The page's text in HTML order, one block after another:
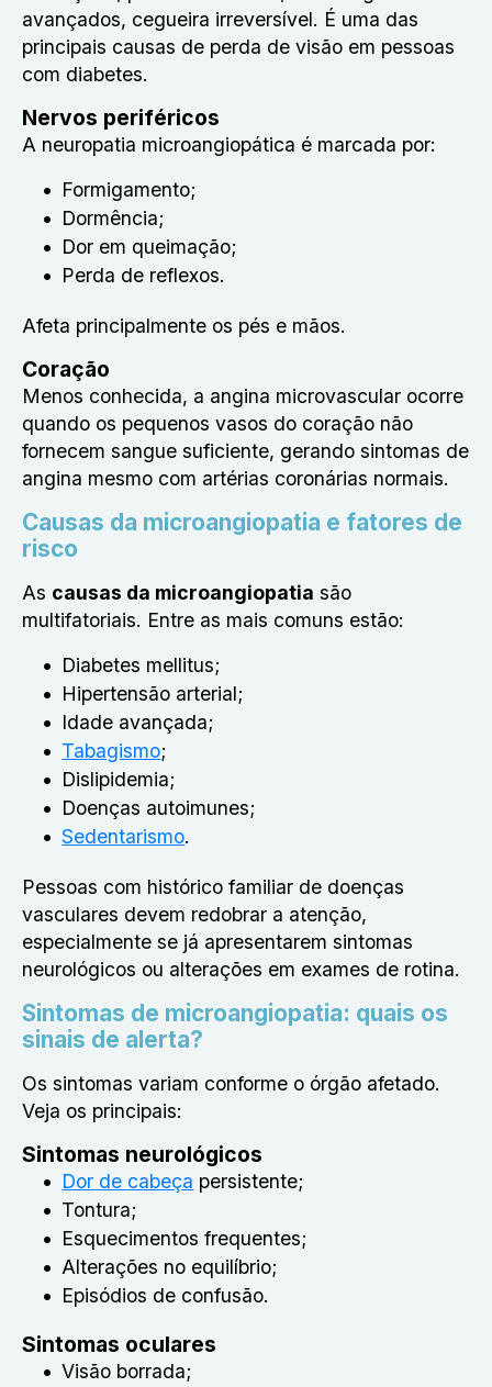
avançados, cegueira irreversível. É uma das
principais causas de perda de visão em pessoas
com diabetes.
Nervos periféricos
A neuropatia microangiopática é marcada por:
Formigamento;
Dormência;
Dor em queimação;
Perda de reflexos.
Afeta principalmente os pés e mãos.
Coração
Menos conhecida, a angina microvascular ocorre
quando os pequenos vasos do coração não
fornecem sangue suficiente, gerando sintomas de
angina mesmo com artérias coronárias normais.
Causas da microangiopatia e fatores de
risco
As causas da microangiopatia são
multifatoriais. Entre as mais comuns estão:
Diabetes mellitus;
Hipertensão arterial;
Idade avançada;
Tabagismo;
Dislipidemia;
Doenças autoimunes;
Sedentarismo.
Pessoas com histórico familiar de doenças
vasculares devem redobrar a atenção,
especialmente se já apresentarem sintomas
neurológicos ou alterações em exames de rotina.
Sintomas de microangiopatia: quais os
sinais de alerta?
Os sintomas variam conforme o órgão afetado.
Veja os principais:
Sintomas neurológicos
Dor de cabeça persistente;
Tontura;
Esquecimentos frequentes;
Alterações no equilíbrio;
Episódios de confusão.
Sintomas oculares
Visão borrada;